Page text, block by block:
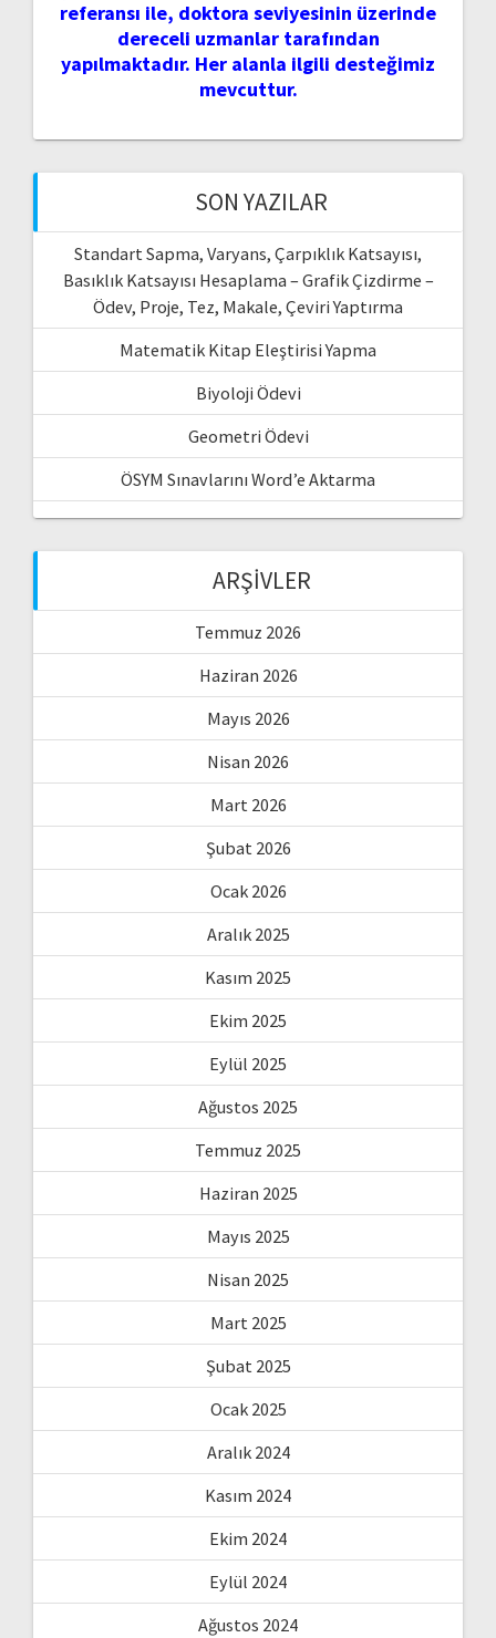
referansı ile, doktora seviyesinin üzerinde
dereceli uzmanlar tarafından
yapılmaktadır. Her alanla ilgili desteğimiz
mevcuttur.
SON YAZILAR
Standart Sapma, Varyans, Çarpıklık Katsayısı,
Basıklık Katsayısı Hesaplama – Grafik Çizdirme –
Ödev, Proje, Tez, Makale, Çeviri Yaptırma
Matematik Kitap Eleştirisi Yapma
Biyoloji Ödevi
Geometri Ödevi
ÖSYM Sınavlarını Word’e Aktarma
ARŞIVLER
Temmuz 2026
Haziran 2026
Mayıs 2026
Nisan 2026
Mart 2026
Şubat 2026
Ocak 2026
Aralık 2025
Kasım 2025
Ekim 2025
Eylül 2025
Ağustos 2025
Temmuz 2025
Haziran 2025
Mayıs 2025
Nisan 2025
Mart 2025
Şubat 2025
Ocak 2025
Aralık 2024
Kasım 2024
Ekim 2024
Eylül 2024
Ağustos 2024